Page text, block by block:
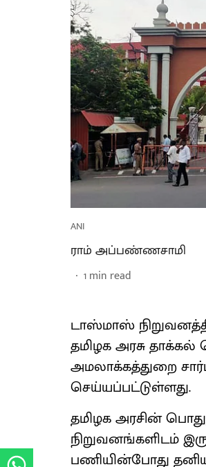
ANI
ராம் அப்பண்ணசாமி
1min read
டாஸ்மாஸ்
தமிழக அரசு
அமலாக்கத்துறை
செய்யப்பட்டுள்ளது.
தமிழக அரசின்
நிறுவனங்களிடம்
பணியின்போது